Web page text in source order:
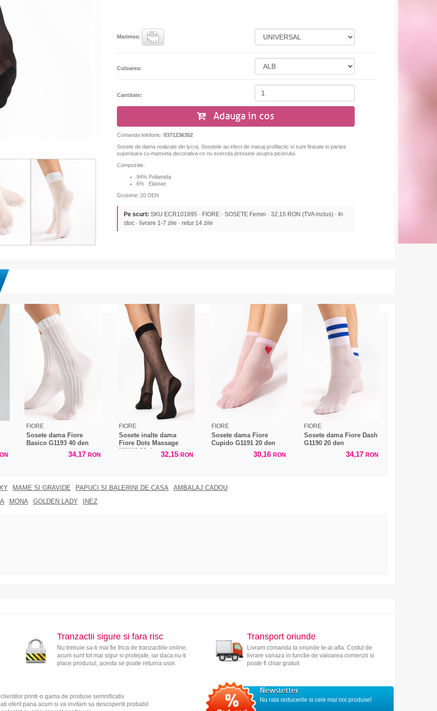
Marimea:
Culoarea:
Cantitate:
Adauga in cos
Comanda telefonic: 0371236352
Sosete de dama realizate din lycra. Sosetele au efect de masaj profilactic si sunt finisate in partea
superioara cu manseta decorativa ce nu exercita presiune asupra piciorului.
Compozitie:
94% Poliamida
6% Elastan
Grosime: 20 DEN
Pe scurt: SKU ECR101895 · FIORE · SOSETE Femei · 32,15 RON (TVA inclus) · In
stoc · livrare 1-7 zile · retur 14 zile
FIORE
Sosete dama Fiore
Basico G1193 40 den
34,17 RON
FIORE
Sosete inalte dama
Fiore Dots Massage
M2106 20 den
32,15 RON
FIORE
Sosete dama Fiore
Cupido G1191 20 den
30,16 RON
FIORE
Sosete dama Fiore Dash
G1190 20 den
34,17 RON
MAME SI GRAVIDE PAPUCI SI BALERINI DE CASA
AMBALAJ CADOU
MONA GOLDEN LADY INEZ
Tranzactii sigure si fara risc
Nu trebuie sa-ti mai fie frica de tranzactiile online,
acum sunt tot mai sigur si protejate, iar daca nu-ti
place produsul, acesta se poate returna usor.
Transport oriunde
Livram comanda ta oriunde te-ai afla. Costul de
livrare variaza in functie de valoarea comenzii si
poate fi chiar gratuit.
printr-o gama de produse semnificativ
oferit pana acum si va invitam sa descoperiti probabil
Newsletter
Nu rata reducerile si cele mai noi produse!